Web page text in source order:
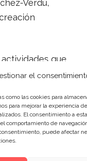
el
como las cookies para
para mejorar la experiencia
El consentimiento a
comportamiento de
puede afectar
Verdú,
que
refleja la larga
y
y barrocos –